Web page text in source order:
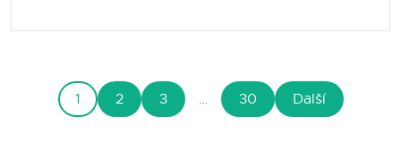
1 2 3 … 30 Další